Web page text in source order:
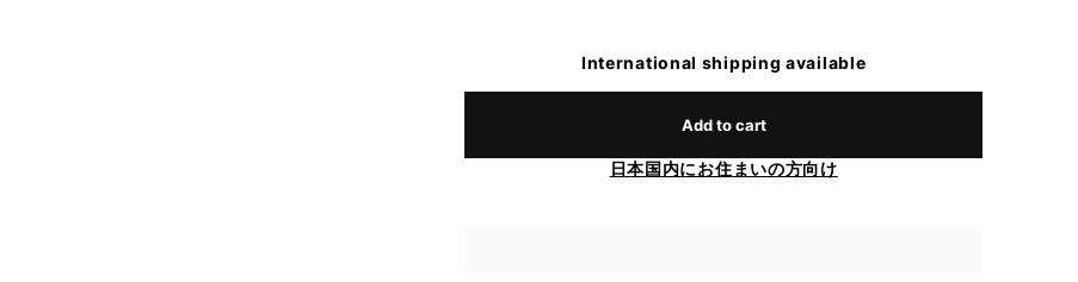
International shipping available
Add to cart
日本国内にお住まいの方向け